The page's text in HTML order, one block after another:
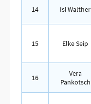
14 Isi Walther
15 Elke Seip
16
Vera
Pankotsch